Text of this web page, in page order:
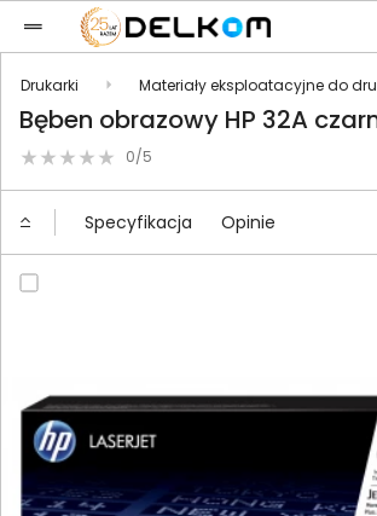
Drukarki Materiały eksploatacyjne do
Bęben obrazowy HP 32A
0/5
Specyfikacja Opinie